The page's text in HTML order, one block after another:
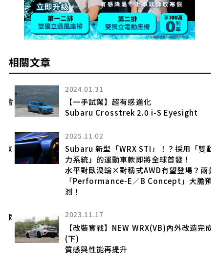
相關文章
2024.01.31
【一手試駕】超有感進化
Subaru Crosstrek 2.0 i-S Eyesight
2025.11.02
Subaru 新型「WRX STI」！？採用「雙動
力系統」的運動車款即將全球首發！
水平對臥渦輪×對稱式AWD有望登場？兩款
「Performance-E／B Concept」大膽預
測！
2023.11.17
【改裝實戰】NEW WRX(VB)內外改造完成
(下)
質感與性能再提升